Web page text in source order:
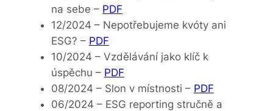
na sebe – PDF
12/2024 – Nepotřebujeme kvóty ani
ESG? – PDF
10/2024 – Vzdělávání jako klíč k
úspěchu – PDF
08/2024 – Slon v místnosti – PDF
06/2024 – ESG reporting stručně a